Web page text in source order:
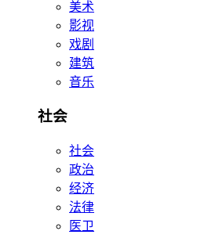
美术
影视
戏剧
建筑
音乐
社会
社会
政治
经济
法律
医卫